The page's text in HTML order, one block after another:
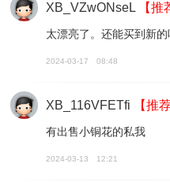
XB_VZwONseL 【推
太漂亮了。还能买到新的
2024-03-17 08:48
XB_116VFETfi 【推荐
有出售小铜花的私我
2024-03-13 12:21